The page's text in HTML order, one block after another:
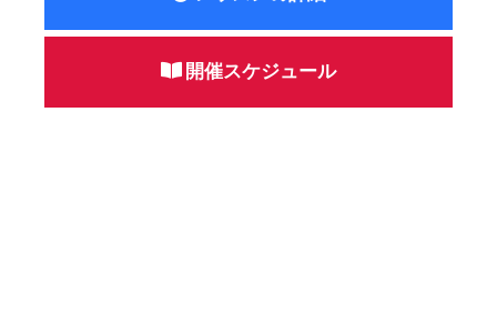
開催スケジュール